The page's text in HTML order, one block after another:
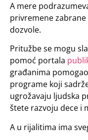
A mere
privremene
dozvole.
Pritužbe se mogu
pomoć portala
građanima
programe koji
ugrožavaju ljudska
štete razvoju dece i
A u rijalitima ima